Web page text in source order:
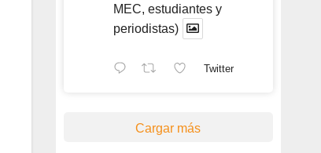
MEC, estudiantes y
periodistas)
Twitter
Cargar más